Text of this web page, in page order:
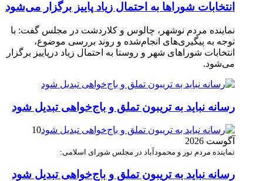
انتخابات شوراها به احتمال زیاد پاییز برگزار می‌شود
نماینده مردم نوشهر، چالوس و کلاردشت در مجلس گفت: با
توجه به پیگیری‌های انجام‌شده و روند بررسی موضوع،
انتخابات شوراهای شهر و روستا به احتمال زیاد درپاییز برگزار
می‌شود.
رسانه نباید به تریبون تملق و باج‌خواهی تبدیل شود
10
آگوست 2026
نماینده مردم نور و محمودآباد در مجلس شورای اسلامی:
رسانه نباید به تریبون تملق و باج‌خواهی تبدیل شود